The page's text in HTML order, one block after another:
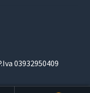
03932950409